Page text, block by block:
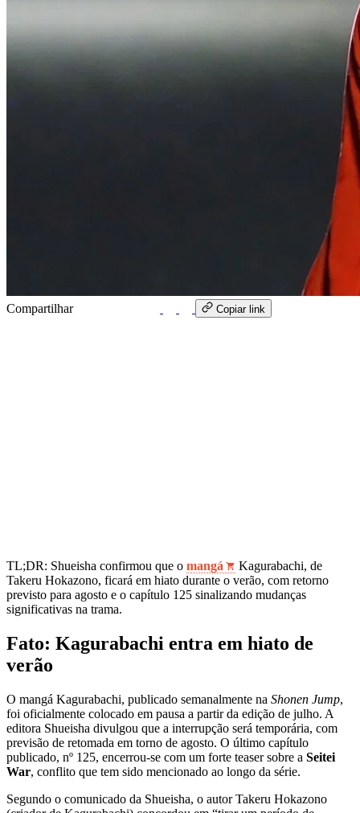
Compartilhar Copiar link
TL;DR: Shueisha confirmou que o mangá
Kagurabachi, de
Takeru Hokazono, ficará em hiato durante o verão, com retorno
previsto para agosto e o capítulo 125 sinalizando mudanças
significativas na trama.
Fato: Kagurabachi entra em hiato de
verão
O mangá Kagurabachi, publicado semanalmente na Shonen Jump,
foi oficialmente colocado em pausa a partir da edição de julho. A
editora Shueisha divulgou que a interrupção será temporária, com
previsão de retomada em torno de agosto. O último capítulo
publicado, nº 125, encerrou-se com um forte teaser sobre a Seitei
War, conflito que tem sido mencionado ao longo da série.
Segundo o comunicado da Shueisha, o autor Takeru Hokazono